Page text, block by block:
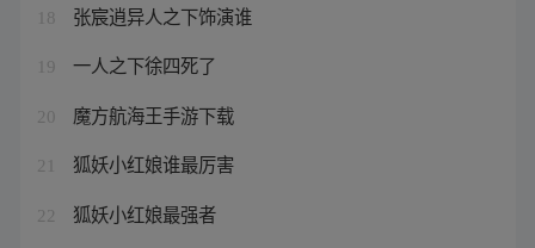
18 张宸逍异人之下饰演谁
19 一人之下徐四死了
20 魔方航海王手游下载
21 狐妖小红娘谁最厉害
22 狐妖小红娘最强者